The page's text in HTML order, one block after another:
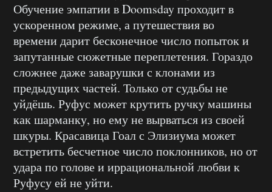
Обучение эмпатии в Doomsday проходит в
ускоренном режиме, а путешествия во
времени дарит бесконечное число попыток и
запутанные сюжетные переплетения. Гораздо
сложнее даже заварушки с клонами из
предыдущих частей. Только от судьбы не
уйдёшь. Руфус может крутить ручку машины
как шарманку, но ему не вырваться из своей
шкуры. Красавица Гоал с Элизиума может
встретить бесчетное число поклонников, но от
удара по голове и иррациональной любви к
Руфусу ей не уйти.